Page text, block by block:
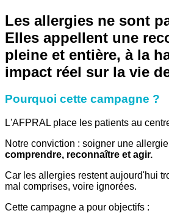
Les allergies ne sont
Elles appellent une
pleine et entière, à la
impact réel sur la vie
Pourquoi cette campagne ?
L'AFPRAL place les patients au
Notre conviction : soigner une
comprendre, reconnaître et agir.
Car les allergies restent aujourd'hui
mal comprises, voire ignorées.
Cette campagne a pour objectifs :